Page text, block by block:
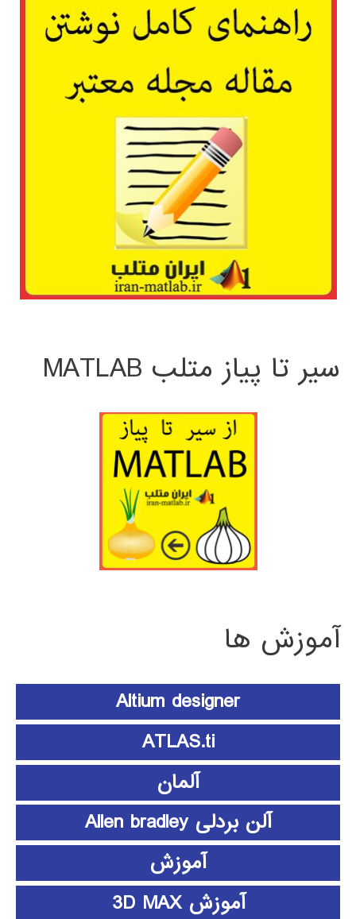
سیر تا پیاز متلب MATLAB
آموزش ها
Altium designer
ATLAS.ti
آلمان
آلن بردلی Allen bradley
آموزش
آموزش 3D MAX